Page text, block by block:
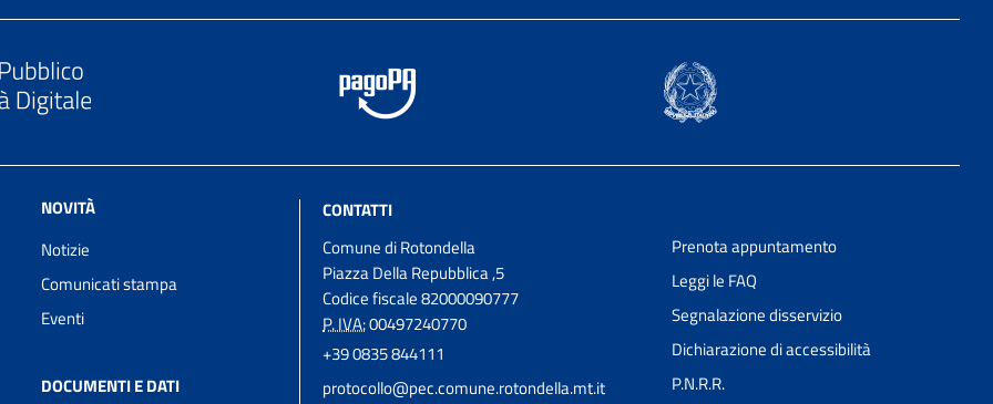
NOVITÀ
Notizie
Comunicati stampa
Eventi
DOCUMENTI E DATI
CONTATTI
Comune di Rotondella
Piazza Della Repubblica ,5
Codice fiscale 82000090777
P. IVA:00497240770
+39 0835 844111
protocollo@pec.comune.rotondella.mt.it
Prenota appuntamento
Leggi le FAQ
Segnalazione disservizio
Dichiarazione di accessibilità
P.N.R.R.